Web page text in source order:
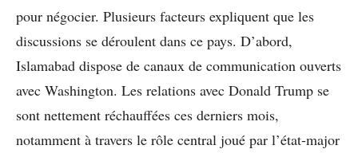
pour négocier. Plusieurs facteurs expliquent que les
discussions se déroulent dans ce pays. D’abord,
Islamabad dispose de canaux de communication ouverts
avec Washington. Les relations avec Donald Trump se
sont nettement réchauffées ces derniers mois,
notamment à travers le rôle central joué par l’état-major